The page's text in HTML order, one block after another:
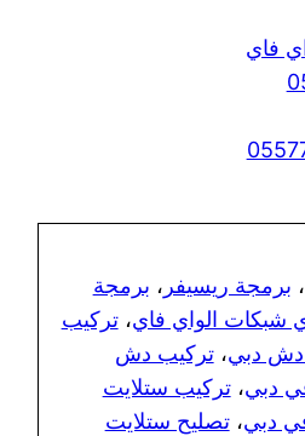
فاي
، برمجة ريسيفر ، برمجة
شبكات الواي فاي،تركيب
دش دبي،تركيب دش
دبي،تركيب ستلايت
دبي،تصليح ستلايت